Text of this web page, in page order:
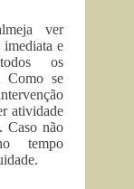
ver
imediata e
os
Como se
atividade
Caso não
tempo